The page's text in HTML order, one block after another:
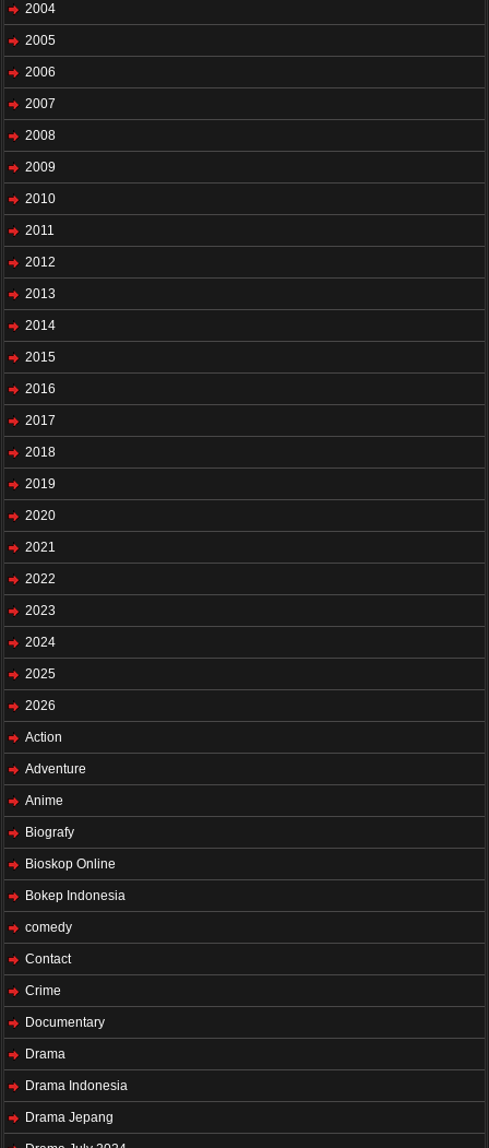
2004
2005
2006
2007
2008
2009
2010
2011
2012
2013
2014
2015
2016
2017
2018
2019
2020
2021
2022
2023
2024
2025
2026
Action
Adventure
Anime
Biografy
Bioskop Online
Bokep Indonesia
comedy
Contact
Crime
Documentary
Drama
Drama Indonesia
Drama Jepang